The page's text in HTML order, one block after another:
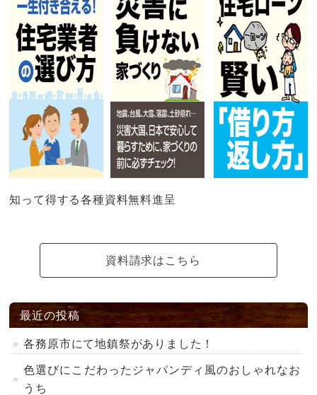
知って得する各種資料無料進呈
資料請求はこちら
最近の投稿
各務原市にて地鎮祭がありました！
色選びにこだわったジャパンディ風のおしゃれなお
うち